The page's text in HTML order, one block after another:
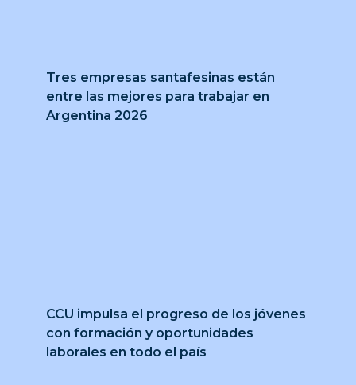
Tres empresas santafesinas están
entre las mejores para trabajar en
Argentina 2026
CCU impulsa el progreso de los jóvenes
con formación y oportunidades
laborales en todo el país